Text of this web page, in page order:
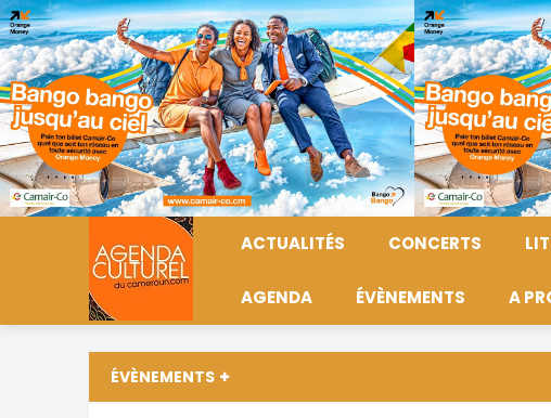
ACTUALITÉS CONCERTS
AGENDA ÉVÈNEMENTS A
ÉVÈNEMENTS